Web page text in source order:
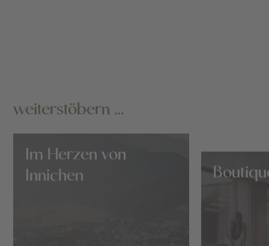
weiterstöbern …
Im Herzen von
Innichen